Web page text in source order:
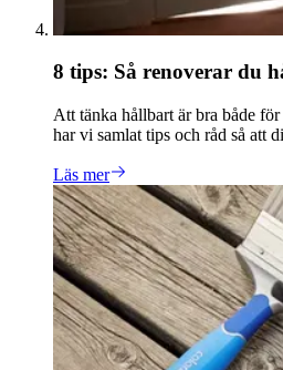
8 tips: Så renoverar du
Att tänka hållbart är bra både
har vi samlat tips och råd så att
Läs mer